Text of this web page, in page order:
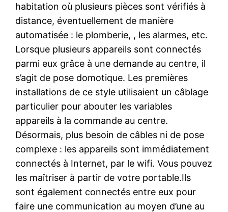
habitation où plusieurs pièces sont vérifiés à
distance, éventuellement de manière
automatisée : le plomberie, , les alarmes, etc.
Lorsque plusieurs appareils sont connectés
parmi eux grâce à une demande au centre, il
s’agit de pose domotique. Les premières
installations de ce style utilisaient un câblage
particulier pour abouter les variables
appareils à la commande au centre.
Désormais, plus besoin de câbles ni de pose
complexe : les appareils sont immédiatement
connectés à Internet, par le wifi. Vous pouvez
les maîtriser à partir de votre portable.Ils
sont également connectés entre eux pour
faire une communication au moyen d’une au